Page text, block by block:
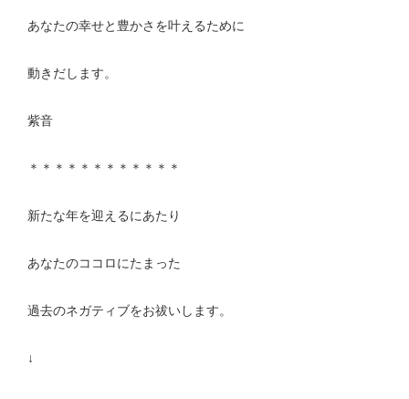
あなたの幸せと豊かさを叶えるために
動きだします。
紫音
＊＊＊＊＊＊＊＊＊＊＊＊
新たな年を迎えるにあたり
あなたのココロにたまった
過去のネガティブをお祓いします。
↓